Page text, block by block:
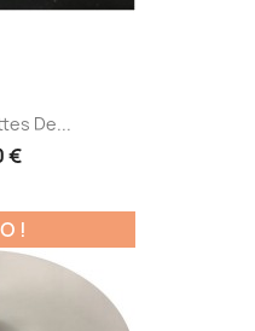
De...
€
!